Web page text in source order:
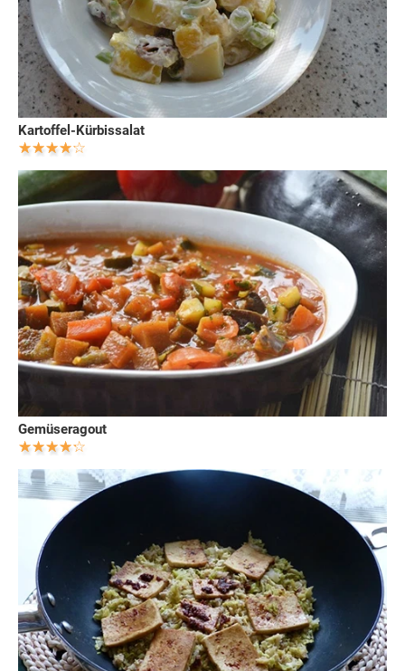
Kartoffel-Kürbissalat
Gemüseragout